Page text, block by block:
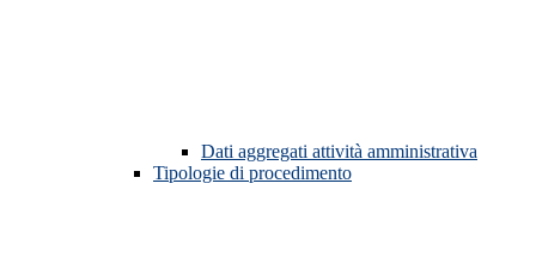
Dati aggregati attività amministrativa
Tipologie di procedimento